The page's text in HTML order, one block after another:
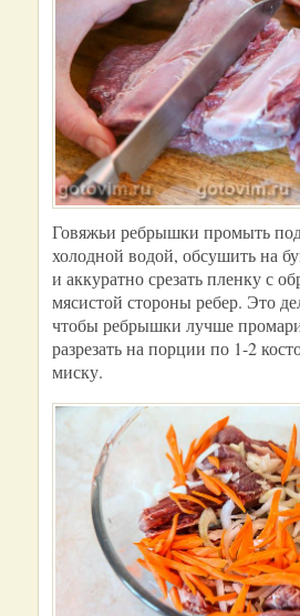
Говяжьи ребрышки промыть
холодной водой, обсушить на
и аккуратно срезать пленку с
мясистой стороны ребер. Это
чтобы ребрышки лучше
разрезать на порции по 1-2
миску.